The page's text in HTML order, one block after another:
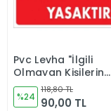
Sepete Ekle
Pvc Levha "İlgili
Olmayan Kişilerin
Ambara Girmesi
Yasaktır" 25*35 cm
%24
118,80 TL
90,00 TL